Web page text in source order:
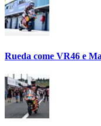
Rueda come VR46 e